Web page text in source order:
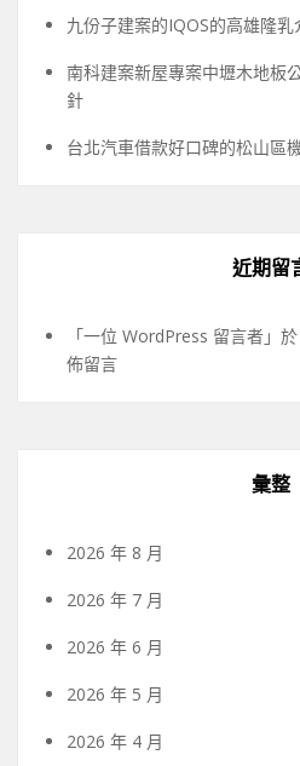
九份子建案的IQOS的高雄隆
南科建案新屋專案中壢木地板
針
台北汽車借款好口碑的松山區
近期留
「一位 WordPress 留言者 」
佈留言
彙整
2026 年 8 月
2026 年 7 月
2026 年 6 月
2026 年 5 月
2026 年 4 月